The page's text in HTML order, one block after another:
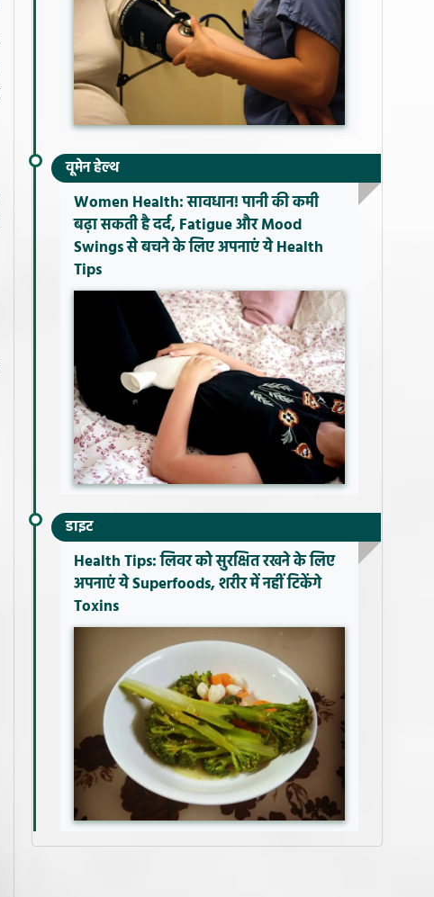
वूमेन हेल्थ
Women Health: सावधान! पानी की कमी
बढ़ा सकती है दर्द, Fatigue और Mood
Swings से बचने के लिए अपनाएं ये Health
Tips
डाइट
Health Tips: लिवर को सुरक्षित रखने के लिए
अपनाएं ये Superfoods, शरीर में नहीं टिकेंगे
Toxins